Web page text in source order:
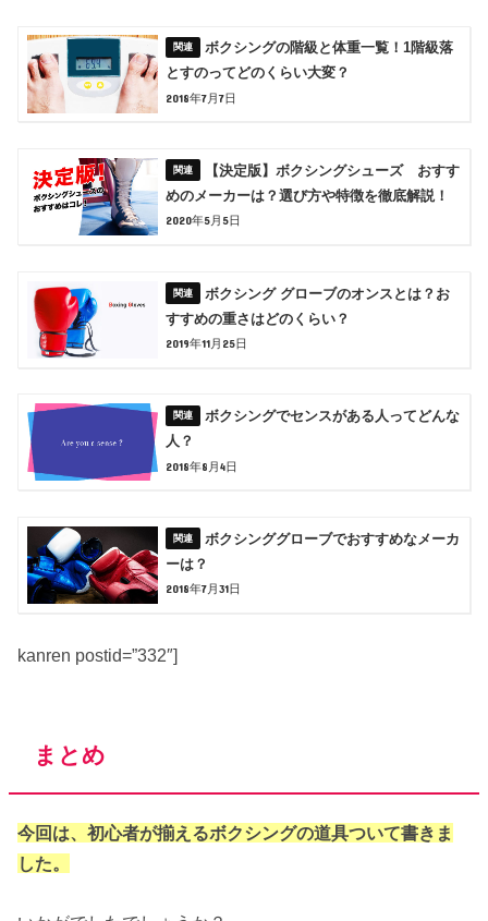
ボクシングの階級と体重一覧！1階級落
とすのってどのくらい大変？
2018年7月7日
【決定版】ボクシングシューズ おすす
めのメーカーは？選び方や特徴を徹底解説！
2020年5月5日
ボクシング グローブのオンスとは？お
すすめの重さはどのくらい？
2019年11月25日
ボクシングでセンスがある人ってどんな
人？
2018年8月4日
ボクシンググローブでおすすめなメーカ
ーは？
2018年7月31日
kanren postid=”332″]
まとめ
今回は、初心者が揃えるボクシングの道具ついて書きま
した。